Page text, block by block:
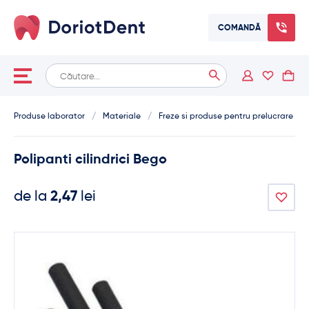
COMANDĂ
Caută
după:
When autocomplete results are available use up and down
Produse laborator / Materiale / Freze si produse pentru prelucrare
Polipanti cilindrici Bego
de la 2,47 lei